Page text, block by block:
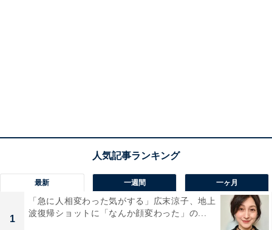
最新 一週間 一ヶ月
1
「急に人相変わった気がする」広末涼子、地上
波復帰ショットに「なんか顔変わった」の...